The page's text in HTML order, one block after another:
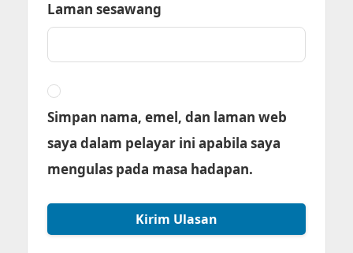
Laman sesawang
Simpan nama, emel, dan laman web
saya dalam pelayar ini apabila saya
mengulas pada masa hadapan.